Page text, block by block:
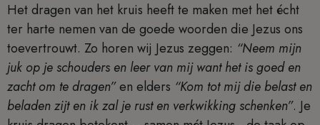
Het dragen van het kruis heeft te maken met het écht
ter harte nemen van de goede woorden die Jezus ons
toevertrouwt. Zo horen wij Jezus zeggen: “Neem mijn
juk op je schouders en leer van mij want het is goed en
zacht om te dragen”en elders “Kom tot mij die belast en
beladen zijt en ik zal je rust en verkwikking schenken”. Je